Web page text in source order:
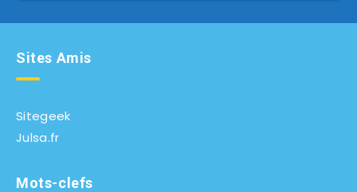
Sites Amis
Sitegeek
Julsa.fr
Mots-clefs